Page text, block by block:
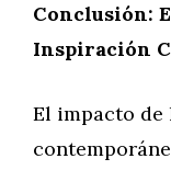
Conclusión:
Inspiración
El impacto